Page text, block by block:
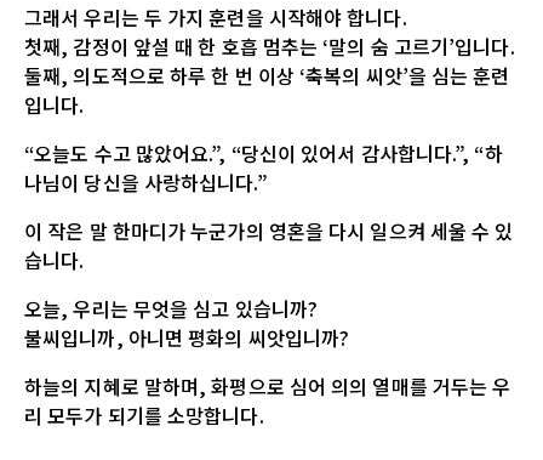
그래서 우리는 두 가지 훈련을 시작해야 합니다.
첫째, 감정이 앞설 때 한 호흡 멈추는 ‘말의 숨 고르기’입니다.
둘째, 의도적으로 하루 한 번 이상 ‘축복의 씨앗’을 심는 훈련
입니다.
“오늘도 수고 많았어요.”, “당신이 있어서 감사합니다.”, “하
나님이 당신을 사랑하십니다.”
이 작은 말 한마디가 누군가의 영혼을 다시 일으켜 세울 수 있
습니다.
오늘, 우리는 무엇을 심고 있습니까?
불씨입니까, 아니면 평화의 씨앗입니까?
하늘의 지혜로 말하며, 화평으로 심어 의의 열매를 거두는 우
리 모두가 되기를 소망합니다.